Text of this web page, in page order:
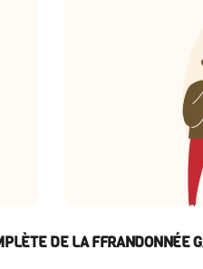
La
indispensable.
désormais
DE LA FFRANDONNÉE